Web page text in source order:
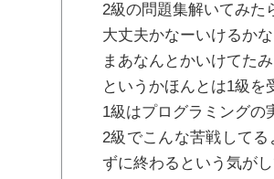
2級の問題集解いてみた
大丈夫かなーいけるか
まあなんとかいけてた
というかほんとは1級
1級はプログラミング
2級でこんな苦戦して
ずに終わるという気が